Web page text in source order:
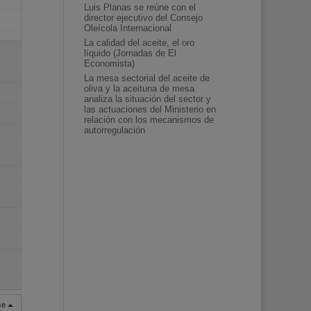
Luis Planas se reúne con el
director ejecutivo del Consejo
Oleícola Internacional
La calidad del aceite, el oro
líquido (Jornadas de El
Economista)
La mesa sectorial del aceite de
oliva y la aceituna de mesa
analiza la situación del sector y
las actuaciones del Ministerio en
relación con los mecanismos de
autorregulación